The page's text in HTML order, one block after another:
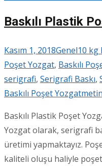
Baskılı Plastik
Kasım 1, 2018Genel10 kg
Poşet Yozgat, Baskılı
serigrafi, Serigrafi Baskı,
Baskılı Poşet Yozgat
Baskılı Plastik Poşet
Yozgat olarak, serigrafi
üretimi yapmaktayız.
kaliteli oluşu haliyle